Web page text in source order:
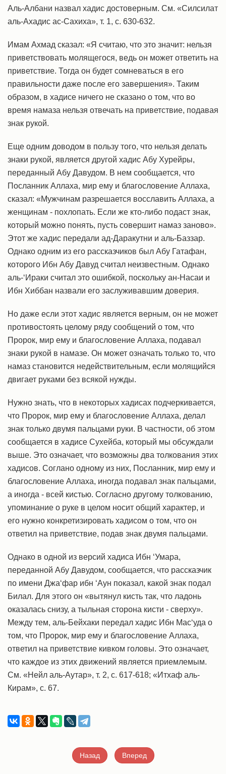
Аль-Албани назвал хадис достоверным. См. «Силсилат
аль-Ахадис ас-Сахиха», т. 1, с. 630-632.
Имам Ахмад сказал: «Я считаю, что это значит: нельзя
приветствовать молящегося, ведь он может ответить на
приветствие. Тогда он будет сомневаться в его
правильности даже после его завершения». Таким
образом, в хадисе ничего не сказано о том, что во
время намаза нельзя отвечать на приветствие, подавая
знак рукой.
Еще одним доводом в пользу того, что нельзя делать
знаки рукой, является другой хадис Абу Хурейры,
переданный Абу Давудом. В нем сообщается, что
Посланник Аллаха, мир ему и благословение Аллаха,
сказал: «Мужчинам разрешается восславить Аллаха, а
женщинам - похлопать. Если же кто-либо подаст знак,
который можно понять, пусть совершит намаз заново».
Этот же хадис передали ад-Даракутни и аль-Баззар.
Однако одним из его рассказчиков был Абу Гатафан,
которого Ибн Абу Давуд считал неизвестным. Однако
аль-‘Ираки считал это ошибкой, поскольку ан-Насаи и
Ибн Хиббан назвали его заслуживавшим доверия.
Но даже если этот хадис является верным, он не может
противостоять целому ряду сообщений о том, что
Пророк, мир ему и благословение Аллаха, подавал
знаки рукой в намазе. Он может означать только то, что
намаз становится недействительным, если молящийся
двигает руками без всякой нужды.
Нужно знать, что в некоторых хадисах подчеркивается,
что Пророк, мир ему и благословение Аллаха, делал
знак только двумя пальцами руки. В частности, об этом
сообщается в хадисе Сухейба, который мы обсуждали
выше. Это означает, что возможны два толкования этих
хадисов. Соглано одному из них, Посланник, мир ему и
благословение Аллаха, иногда подавал знак пальцами,
а иногда - всей кистью. Согласно другому толкованию,
упоминание о руке в целом носит общий характер, и
его нужно конкретизировать хадисом о том, что он
ответил на приветствие, подав знак двумя пальцами.
Однако в одной из версий хадиса Ибн ‘Умара,
переданной Абу Давудом, сообщается, что рассказчик
по имени Джа‘фар ибн ‘Аун показал, какой знак подал
Билал. Для этого он «вытянул кисть так, что ладонь
оказалась снизу, а тыльная сторона кисти - сверху».
Между тем, аль-Бейхаки передал хадис Ибн Мас‘уда о
том, что Пророк, мир ему и благословение Аллаха,
ответил на приветствие кивком головы. Это означает,
что каждое из этих движений является приемлемым.
См. «Нейл аль-Аутар», т. 2, с. 617-618; «Итхаф аль-
Кирам», с. 67.
Назад Вперед